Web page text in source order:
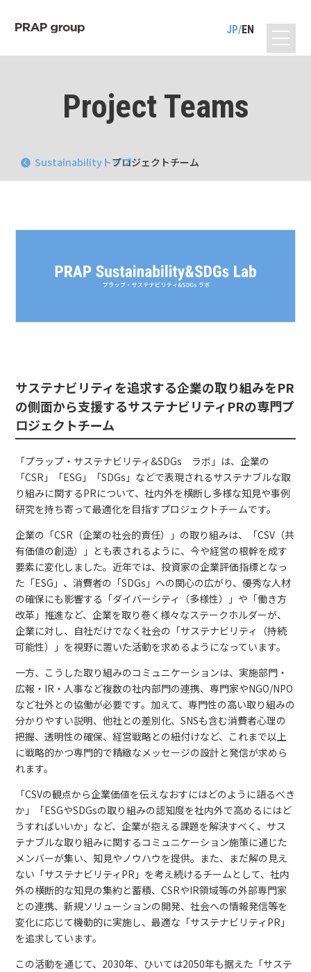
JP EN
Project Teams
プロジェクトチーム
Sustainabilityトップ
サステナビリティを追求する企業の取り組みをPR
の側面から支援するサステナビリティPRの専門プ
ロジェクトチーム
「プラップ・サステナビリティ&SDGs ラボ」は、企業の
「CSR」「ESG」「SDGs」などで表現されるサステナブルな取
り組みに関するPRについて、社内外を横断し多様な知見や事例
研究を持ち寄って最適化を目指すプロジェクトチームです。
企業の「CSR（企業の社会的責任）」の取り組みは、「CSV（共
有価値の創造）」とも表されるように、今や経営の根幹を成す
要素に変化しました。近年では、投資家の企業評価指標となっ
た「ESG」、消費者の「SDGs」への関心の広がり、優秀な人材
の確保にも影響する「ダイバーシティ（多様性）」や「働き方
改革」推進など、企業を取り巻く様々なステークホルダーが、
企業に対し、自社だけでなく社会の「サステナビリティ（持続
可能性）」を視野に置いた活動を求めるようになっています。
一方、こうした取り組みのコミュニケーションは、実施部門・
広報・IR・人事など複数の社内部門の連携、専門家やNGO/NPO
など社外との協働が必要です。加えて、専門性の高い取り組みの
分かりやすい説明、他社との差別化、SNSも含む消費者心理の
把握、透明性の確保、経営戦略との紐付けなど、これまで以上
に戦略的かつ専門的で精緻なメッセージの設計と発信が求めら
れます。
「CSVの観点から企業価値を伝えなおすにはどのように語るべき
か」「ESGやSDGsの取り組みの認知度を社内外で高めるにはど
うすればいいか」など、企業が抱える課題を解決すべく、サス
テナブルな取り組みに関するコミュニケーション施策に通じた
メンバーが集い、知見やノウハウを提供。また、まだ解の見え
ない「サステナビリティPR」を考え続けるチームとして、社内
外の横断的な知見の集約と蓄積、CSRやIR領域等の外部専門家
との連携、新規ソリューションの開発、社会への情報発信等を
変化に応じて機動的に実施し、最適な「サステナビリティPR」
を追求しています。
この活動を通じて、2030年、ひいては2050年も据えた「サステ